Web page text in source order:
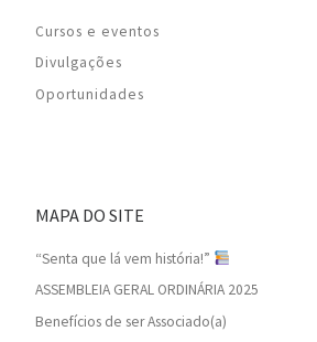
Cursos e eventos
Divulgações
Oportunidades
MAPA DO SITE
“Senta que lá vem história!”
ASSEMBLEIA GERAL ORDINÁRIA 2025
Benefícios de ser Associado(a)